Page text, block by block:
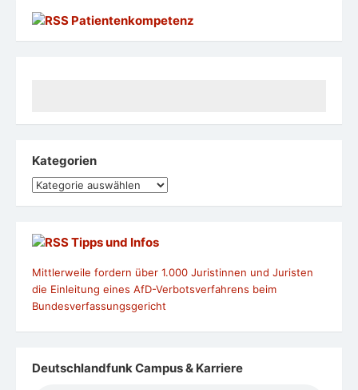
Patientenkompetenz
Kategorien
Kategorien
Tipps und Infos
Mittlerweile fordern über 1.000 Juristinnen und Juristen
die Einleitung eines AfD-Verbotsverfahrens beim
Bundesverfassungsgericht
Deutschlandfunk Campus & Karriere